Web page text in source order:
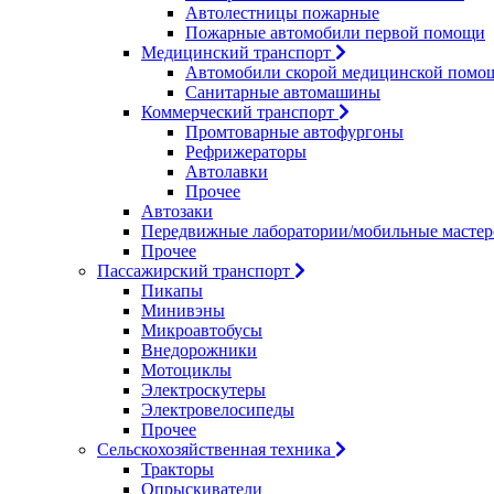
Автолестницы пожарные
Пожарные автомобили первой помощи
Медицинский транспорт
Автомобили скорой медицинской
Санитарные автомашины
Коммерческий транспорт
Промтоварные автофургоны
Рефрижераторы
Автолавки
Прочее
Автозаки
Передвижные лаборатории/мобильные
Прочее
Пассажирский транспорт
Пикапы
Минивэны
Микроавтобусы
Внедорожники
Мотоциклы
Электроскутеры
Электровелосипеды
Прочее
Сельскохозяйственная техника
Тракторы
Опрыскиватели